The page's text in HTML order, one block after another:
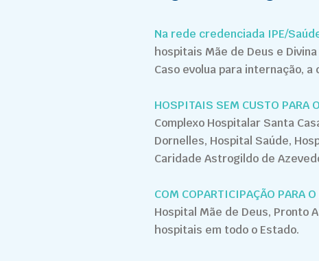
Na rede credenciada IPE/
hospitais Mãe de Deus e
Caso evolua para internação,
HOSPITAIS SEM CUSTO PARA
Complexo Hospitalar Santa
Dornelles, Hospital Saúde,
Caridade Astrogildo de
COM COPARTICIPAÇÃO PARA
Hospital Mãe de Deus, Pronto
hospitais em todo o Estado.